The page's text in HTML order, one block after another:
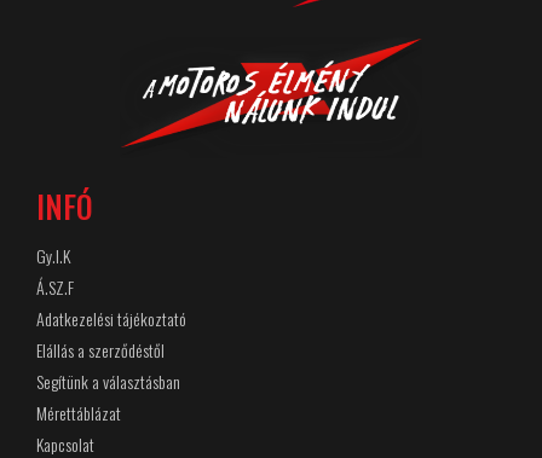
INFÓ
Gy.I.K
Á.SZ.F
Adatkezelési tájékoztató
Elállás a szerződéstől
Segítünk a választásban
Mérettáblázat
Kapcsolat